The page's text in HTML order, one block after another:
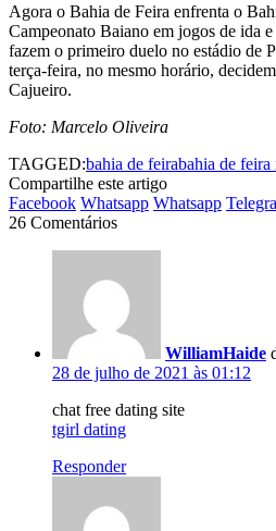
Agora o Bahia de Feira enfrenta o
Campeonato Baiano em jogos de ida
fazem o primeiro duelo no estádio de
terça-feira, no mesmo horário,
Cajueiro.
Foto: Marcelo Oliveira
TAGGED:bahia de feirabahia de feira
Compartilhe este artigo
Facebook Whatsapp Whatsapp
26 Comentários
WilliamHaide
28 de julho de 2021 às 01:12
chat free dating site
tgirl dating
Responder